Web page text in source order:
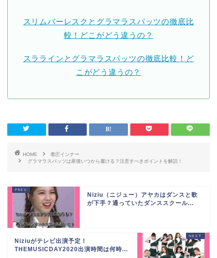
スリムバーレスクとグラマラスパッツの徹底比
較！どこがどう違うの？
スララインとグラマラスパッツの徹底比較！ど
こがどう違うの？
HOME
着圧インナー
グラマラスパッツは産後いつから履ける？注意すべきポイントを解説！
Niziu（ニジュー）アヤカはダンスと歌
が下手？通っていたダンススクール...
Niziuがテレビ出演予定！
THEMUSICDAY2020出演時間は何時...